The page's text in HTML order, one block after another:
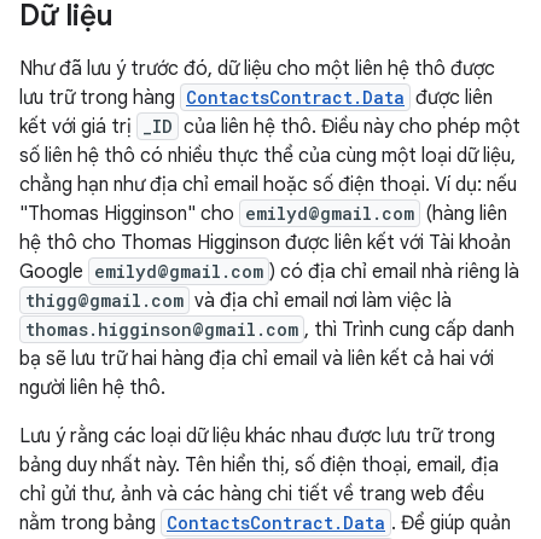
Dữ liệu
Như đã lưu ý trước đó, dữ liệu cho một liên hệ thô được
lưu trữ trong hàng ContactsContract.Data được liên
kết với giá trị
_ID của liên hệ thô. Điều này cho phép một
số liên hệ thô có nhiều thực thể của cùng một loại dữ liệu,
chẳng hạn như địa chỉ email hoặc số điện thoại. Ví dụ: nếu
"Thomas Higginson" cho emilyd@gmail.com (hàng liên
hệ thô cho Thomas Higginson được liên kết với Tài khoản
Google emilyd@gmail.com ) có địa chỉ email nhà riêng là
thigg@gmail.com và địa chỉ email nơi làm việc là
thomas.higginson@gmail.com , thì Trình cung cấp danh
bạ sẽ lưu trữ hai hàng địa chỉ email và liên kết cả hai với
người liên hệ thô.
Lưu ý rằng các loại dữ liệu khác nhau được lưu trữ trong
bảng duy nhất này. Tên hiển thị, số điện thoại, email, địa
chỉ gửi thư, ảnh và các hàng chi tiết về trang web đều
nằm trong bảng ContactsContract.Data . Để giúp quản